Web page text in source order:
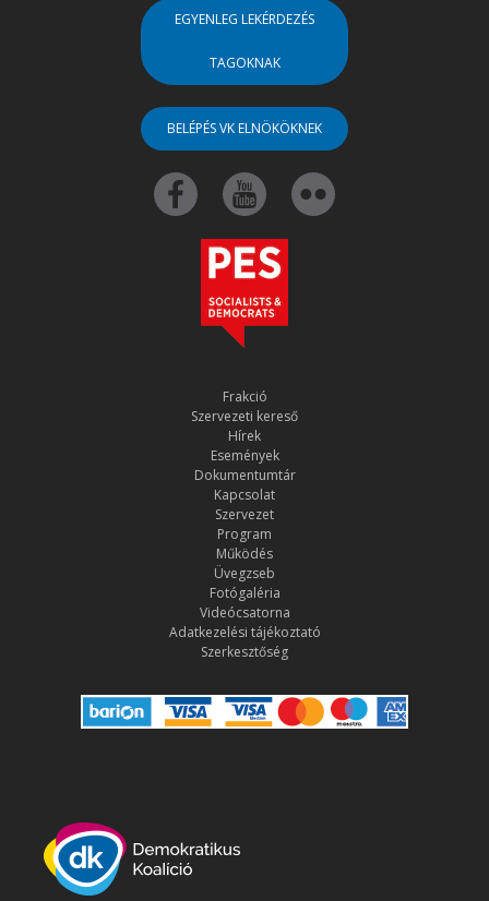
EGYENLEG LEKÉRDEZÉS
TAGOKNAK
BELÉPÉS VK ELNÖKÖKNEK
Frakció
Szervezeti kereső
Hírek
Események
Dokumentumtár
Kapcsolat
Szervezet
Program
Működés
Üvegzseb
Fotógaléria
Videócsatorna
Adatkezelési tájékoztató
Szerkesztőség